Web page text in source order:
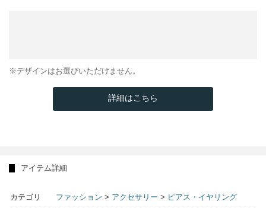
※デザインはお選びいただけません。
詳細はこちら
アイテム詳細
カテゴリ ファッション > アクセサリー > ピアス・イヤリング